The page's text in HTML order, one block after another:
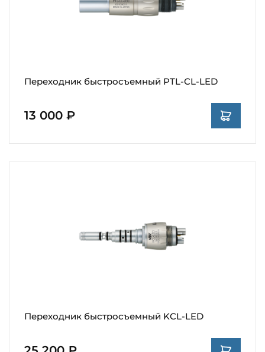
Переходник быстросъемный PTL-CL-LED
13 000 ₽
Переходник быстросъемный KCL-LED